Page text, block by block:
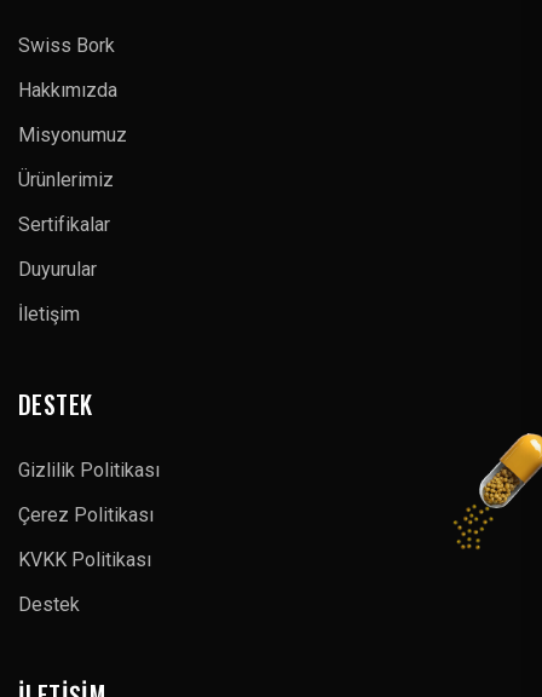
Swiss Bork
Hakkımızda
Misyonumuz
Ürünlerimiz
Sertifikalar
Duyurular
İletişim
DESTEK
Gizlilik Politikası
Çerez Politikası
KVKK Politikası
Destek